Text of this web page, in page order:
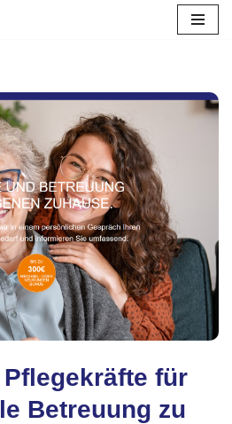
für
Betreuung zu